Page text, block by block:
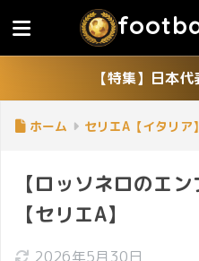
【特集】日本
ホーム セリエA【イタリア】
【ロッソネロのエ
【セリエA】
2026年5月30日